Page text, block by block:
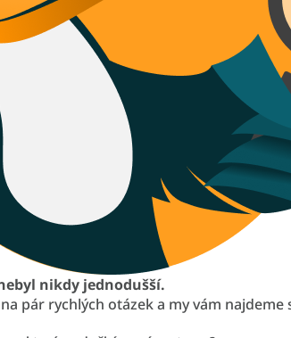
nikdy jednodušší.
pár rychlých otázek a my vám